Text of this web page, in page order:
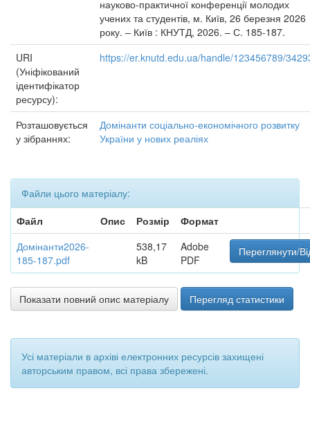
науково-практичної конференції молодих
учених та студентів, м. Київ, 26 березня 2026
року. – Київ : КНУТД, 2026. – С. 185-187.
URI
(Уніфікований
ідентифікатор
ресурсу):
https://er.knutd.edu.ua/handle/123456789/
Розташовується
у зібраннях:
Домінанти соціально-економічного розвитку
України у нових реаліях
Файли цього матеріалу:
Файл
Опис Розмір
Формат
Домінанти2026-
185-187.pdf
538,17
kB
Adobe
PDF
Переглянути/
Показати повний опис матеріалу Перегляд статистики
Усі матеріали в архіві електронних ресурсів захищені
авторським правом, всі права збережені.